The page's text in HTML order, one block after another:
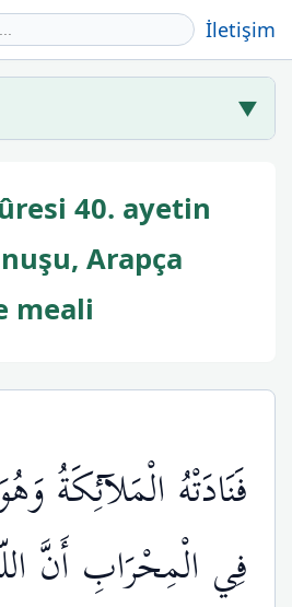
İletişim
▼
40. ayetin
Arapça
meali
فَنَادَتْهُ الْمَلآئِكَةُ
فِي الْمِحْرَابِ أَنَّ